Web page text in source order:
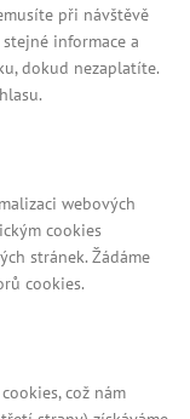
při návštěvě
informace a
dokud nezaplatíte.
webových
cookies
stránek. Žádáme
cookies.
což nám